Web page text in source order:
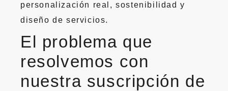
personalización real, sostenibilidad y
diseño de servicios.
El problema que
resolvemos con
nuestra suscripción de